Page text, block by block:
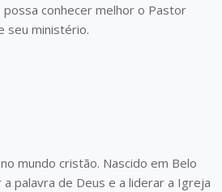
conhecer melhor o Pastor
seu ministério.
mundo cristão. Nascido em Belo
palavra de Deus e a liderar a Igreja